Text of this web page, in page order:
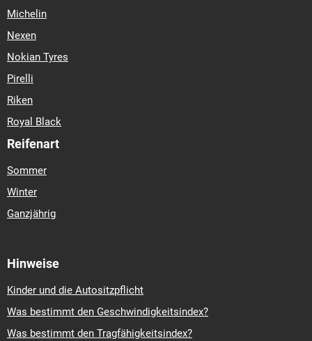
Michelin
Nexen
Nokian Tyres
Pirelli
Riken
Royal Black
Reifenart
Sommer
Winter
Ganzjährig
Hinweise
Kinder und die Autositzpflicht
Was bestimmt den Geschwindigkeitsindex?
Was bestimmt den Tragfähigkeitsindex?